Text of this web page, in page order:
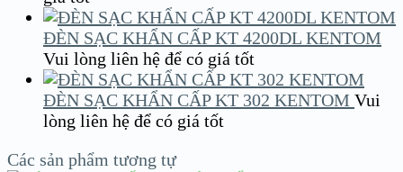
ĐÈN SẠC KHẨN CẤP KT 4200DL KENTOM
Vui lòng liên hệ để có giá tốt
ĐÈN SẠC KHẨN CẤP KT 302 KENTOM Vui
lòng liên hệ để có giá tốt
Các sản phẩm tương tự